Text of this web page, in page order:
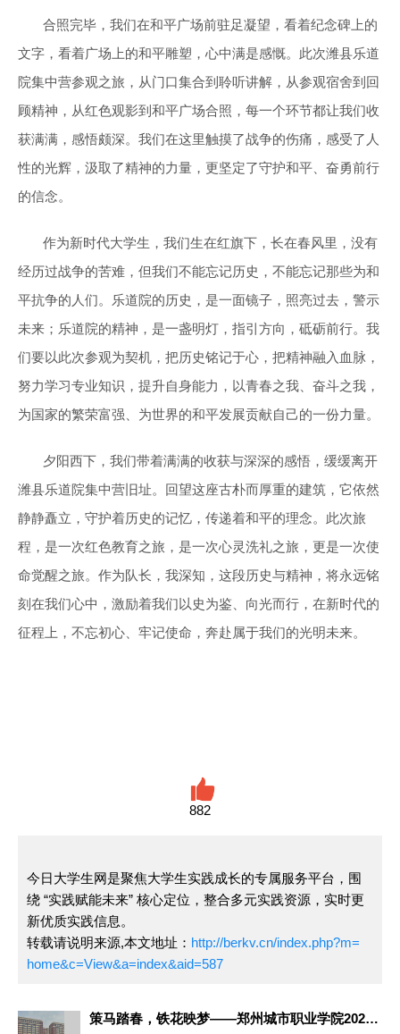
合照完毕，我们在和平广场前驻足凝望，看着纪念碑上的
文字，看着广场上的和平雕塑，心中满是感慨。此次潍县乐道
院集中营参观之旅，从门口集合到聆听讲解，从参观宿舍到回
顾精神，从红色观影到和平广场合照，每一个环节都让我们收
获满满，感悟颇深。我们在这里触摸了战争的伤痛，感受了人
性的光辉，汲取了精神的力量，更坚定了守护和平、奋勇前行
的信念。
作为新时代大学生，我们生在红旗下，长在春风里，没有
经历过战争的苦难，但我们不能忘记历史，不能忘记那些为和
平抗争的人们。乐道院的历史，是一面镜子，照亮过去，警示
未来；乐道院的精神，是一盏明灯，指引方向，砥砺前行。我
们要以此次参观为契机，把历史铭记于心，把精神融入血脉，
努力学习专业知识，提升自身能力，以青春之我、奋斗之我，
为国家的繁荣富强、为世界的和平发展贡献自己的一份力量。
夕阳西下，我们带着满满的收获与深深的感悟，缓缓离开
潍县乐道院集中营旧址。回望这座古朴而厚重的建筑，它依然
静静矗立，守护着历史的记忆，传递着和平的理念。此次旅
程，是一次红色教育之旅，是一次心灵洗礼之旅，更是一次使
命觉醒之旅。作为队长，我深知，这段历史与精神，将永远铭
刻在我们心中，激励着我们以史为鉴、向光而行，在新时代的
征程上，不忘初心、牢记使命，奔赴属于我们的光明未来。
882
今日大学生网是聚焦大学生实践成长的专属服务平台，围
绕 “实践赋能未来” 核心定位，整合多元实践资源，实时更
新优质实践信息。
转载请说明来源,本文地址： http://berkv.cn/index.php?m=
home&c=View&a=index&aid=587
策马踏春，铁花映梦——郑州城市职业学院2026年春季开学游园